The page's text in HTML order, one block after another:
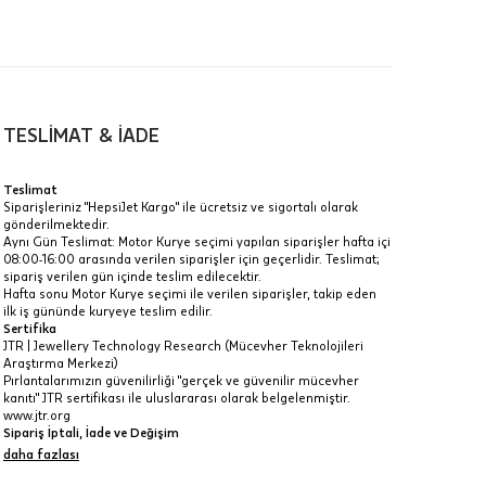
ancak
Taksit Toplamı
13.835 ₺
13.835 ₺
TESLİMAT & İADE
Teslimat
Siparişleriniz "HepsiJet Kargo" ile ücretsiz ve sigortalı olarak
gönderilmektedir.
Aynı Gün Teslimat: Motor Kurye seçimi yapılan siparişler hafta içi
08:00-16:00 arasında verilen siparişler için geçerlidir. Teslimat;
sipariş verilen gün içinde teslim edilecektir.
Hafta sonu Motor Kurye seçimi ile verilen siparişler, takip eden
ilk iş gününde kuryeye teslim edilir.
Sertifika
JTR | Jewellery Technology Research (Mücevher Teknolojileri
Araştırma Merkezi)
Pırlantalarımızın güvenilirliği "gerçek ve güvenilir mücevher
kanıtı" JTR sertifikası ile uluslararası olarak belgelenmiştir.
www.jtr.org
Sipariş İptali, İade ve Değişim
İptal: Kargoya verilmeyen veya faturası oluşmayan siparişlerinizi
daha fazlası